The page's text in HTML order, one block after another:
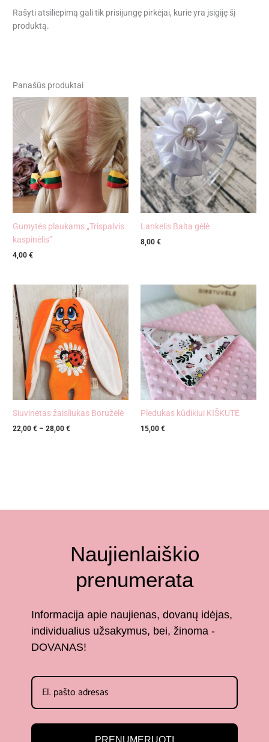
Rašyti atsiliepimą gali tik prisijungę pirkėjai, kurie yra įsigiję šį
produktą.
Panašūs produktai
Gumytės plaukams „Trispalvis
kaspinėlis”
4,00€
Lankelis Balta gėlė
8,00 €
Siuvinėtas žaisliukas Boružėlė
22,00€ – 28,00€
Price
range:
22,00 €
through
28,00 €
Pledukas kūdikiui KIŠKUTĖ
15,00 €
Naujienlaiškio
prenumerata
Informacija apie naujienas, dovanų idėjas,
individualius užsakymus, bei, žinoma -
DOVANAS!